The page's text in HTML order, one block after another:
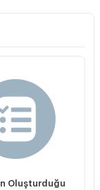
Oluşturduğu